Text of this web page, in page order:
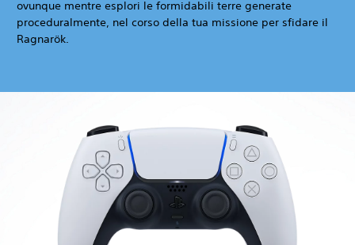
ovunque mentre esplori le formidabili terre generate
proceduralmente, nel corso della tua missione per sfidare il
Ragnarök.